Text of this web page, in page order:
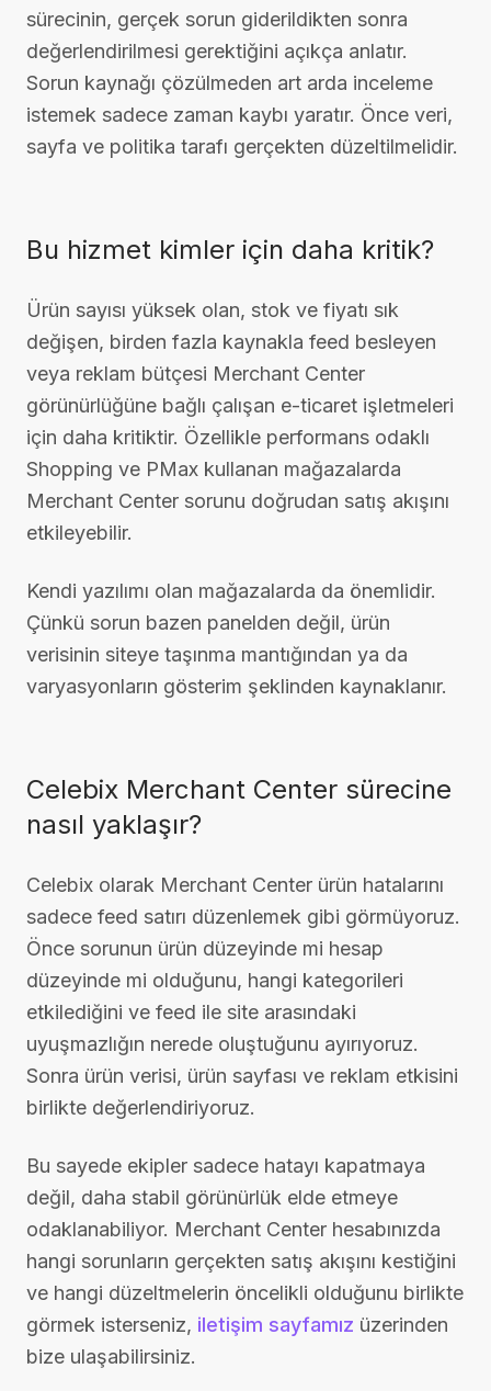
sürecinin, gerçek sorun giderildikten sonra
değerlendirilmesi gerektiğini açıkça anlatır.
Sorun kaynağı çözülmeden art arda inceleme
istemek sadece zaman kaybı yaratır. Önce veri,
sayfa ve politika tarafı gerçekten düzeltilmelidir.
Bu hizmet kimler için daha kritik?
Ürün sayısı yüksek olan, stok ve fiyatı sık
değişen, birden fazla kaynakla feed besleyen
veya reklam bütçesi Merchant Center
görünürlüğüne bağlı çalışan e-ticaret işletmeleri
için daha kritiktir. Özellikle performans odaklı
Shopping ve PMax kullanan mağazalarda
Merchant Center sorunu doğrudan satış akışını
etkileyebilir.
Kendi yazılımı olan mağazalarda da önemlidir.
Çünkü sorun bazen panelden değil, ürün
verisinin siteye taşınma mantığından ya da
varyasyonların gösterim şeklinden kaynaklanır.
Celebix Merchant Center sürecine
nasıl yaklaşır?
Celebix olarak Merchant Center ürün hatalarını
sadece feed satırı düzenlemek gibi görmüyoruz.
Önce sorunun ürün düzeyinde mi hesap
düzeyinde mi olduğunu, hangi kategorileri
etkilediğini ve feed ile site arasındaki
uyuşmazlığın nerede oluştuğunu ayırıyoruz.
Sonra ürün verisi, ürün sayfası ve reklam etkisini
birlikte değerlendiriyoruz.
Bu sayede ekipler sadece hatayı kapatmaya
değil, daha stabil görünürlük elde etmeye
odaklanabiliyor. Merchant Center hesabınızda
hangi sorunların gerçekten satış akışını kestiğini
ve hangi düzeltmelerin öncelikli olduğunu birlikte
görmek isterseniz, iletişim sayfamız üzerinden
bize ulaşabilirsiniz.